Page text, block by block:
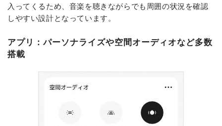
入ってくるため、音楽を聴きながらでも周囲の状況を確認
しやすい設計となっています。
アプリ：パーソナライズや空間オーディオなど多数
搭載